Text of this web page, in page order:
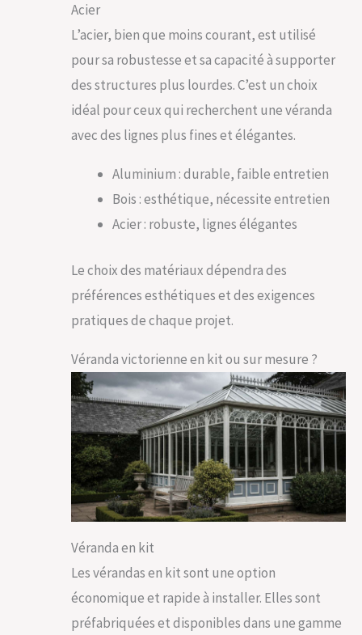
Acier
L’acier, bien que moins courant, est utilisé
pour sa robustesse et sa capacité à supporter
des structures plus lourdes. C’est un choix
idéal pour ceux qui recherchent une véranda
avec des lignes plus fines et élégantes.
Aluminium : durable, faible entretien
Bois : esthétique, nécessite entretien
Acier : robuste, lignes élégantes
Le choix des matériaux dépendra des
préférences esthétiques et des exigences
pratiques de chaque projet.
Véranda victorienne en kit ou sur mesure ?
Véranda en kit
Les vérandas en kit sont une option
économique et rapide à installer. Elles sont
préfabriquées et disponibles dans une gamme